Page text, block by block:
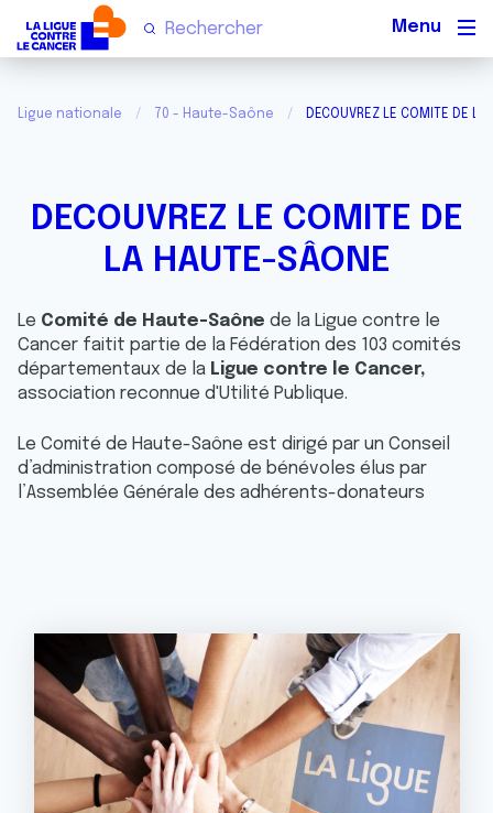
Ligue nationale 70 - Haute-Saône DECOUVREZ LE COMITE DE
DECOUVREZ LE COMITE DE
LA HAUTE-SÂONE
Le Comité de Haute-Saône de la Ligue contre le
Cancer faitit partie de la Fédération des 103 comités
départementaux de la Ligue contre le Cancer,
association reconnue d'Utilité Publique.
Le Comité de Haute-Saône est dirigé par un Conseil
d’administration composé de bénévoles élus par
l’Assemblée Générale des adhérents-donateurs